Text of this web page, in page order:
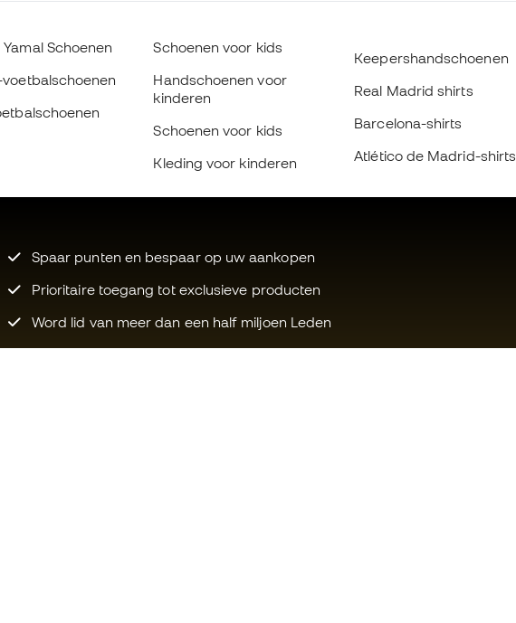
Yamal Schoenen
Schoenen voor kids
Handschoenen voor
kinderen
Schoenen voor kids
Kleding voor kinderen
Keepershandschoenen
Real Madrid shirts
Barcelona-shirts
Atlético de Madrid-shirts
Spaar punten en bespaar op uw aankopen
Prioritaire toegang tot exclusieve producten
Word lid van meer dan een half miljoen Leden